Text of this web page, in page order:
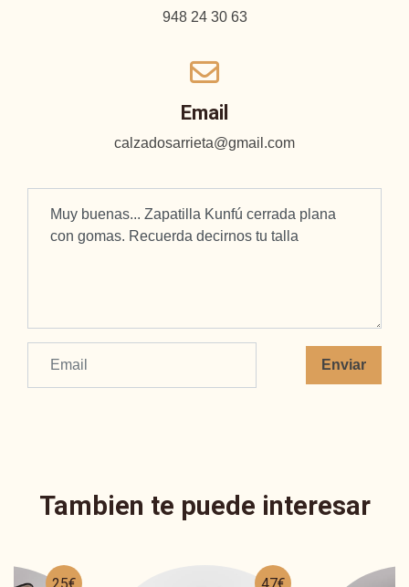
948 24 30 63
Email
calzadosarrieta@gmail.com
Enviar
Tambien te puede interesar